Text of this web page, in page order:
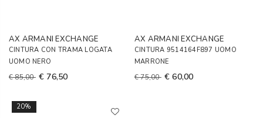
AX ARMANI EXCHANGE
CINTURA CON TRAMA LOGATA
UOMO NERO
€ 85,00 € 76,50
AX ARMANI EXCHANGE
CINTURA 9514164F897 UOMO
MARRONE
€ 75,00 € 60,00
20%